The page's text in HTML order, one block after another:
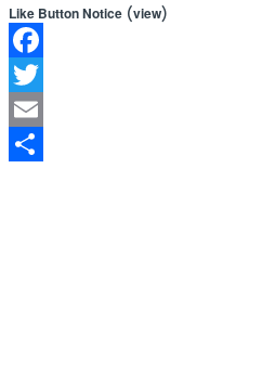
Like Button Notice (view)
Facebook
Twitter
Email